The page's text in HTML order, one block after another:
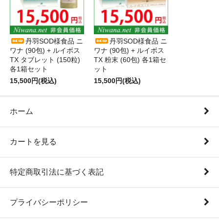
丹羽SOD様食品 ニ
ワナ (90包) + ルイボス
TX タブレット (150粒)
各1箱セット
15,500円(税込)
丹羽SOD様食品 ニ
ワナ (90包) + ルイボス
TX 粉末 (60包) 各1箱セ
ット
15,500円(税込)
ホーム
カートを見る
特定商取引法に基づく表記
プライバシーポリシー